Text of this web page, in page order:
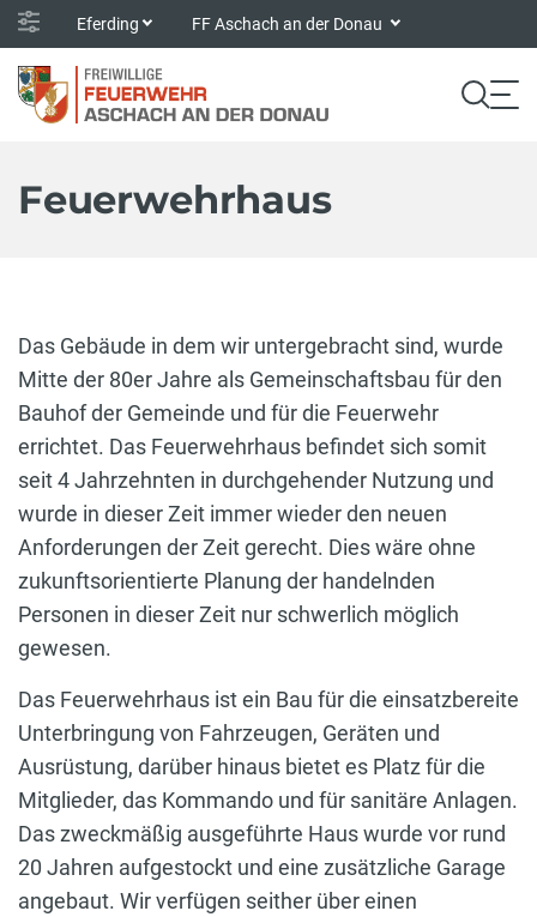
Eferding FF Aschach an der Donau
Feuerwehrhaus
Das Gebäude in dem wir untergebracht sind, wurde
Mitte der 80er Jahre als Gemeinschaftsbau für den
Bauhof der Gemeinde und für die Feuerwehr
errichtet. Das Feuerwehrhaus befindet sich somit
seit 4 Jahrzehnten in durchgehender Nutzung und
wurde in dieser Zeit immer wieder den neuen
Anforderungen der Zeit gerecht. Dies wäre ohne
zukunftsorientierte Planung der handelnden
Personen in dieser Zeit nur schwerlich möglich
gewesen.
Das Feuerwehrhaus ist ein Bau für die einsatzbereite
Unterbringung von Fahrzeugen, Geräten und
Ausrüstung, darüber hinaus bietet es Platz für die
Mitglieder, das Kommando und für sanitäre Anlagen.
Das zweckmäßig ausgeführte Haus wurde vor rund
20 Jahren aufgestockt und eine zusätzliche Garage
angebaut. Wir verfügen seither über einen